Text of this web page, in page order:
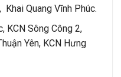
Quang Vĩnh Phúc.
KCN Sông Công 2,
Yên, KCN Hưng